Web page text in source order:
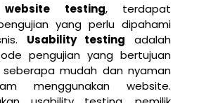
website testing, terdapat
yang perlu dipahami
Usability testing adalah
pengujian yang bertujuan
seberapa mudah dan nyaman
menggunakan website.